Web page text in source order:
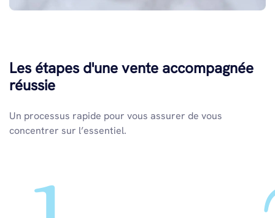
Les étapes d'une vente accompagnée
réussie
Un processus rapide pour vous assurer de vous
concentrer sur l’essentiel.